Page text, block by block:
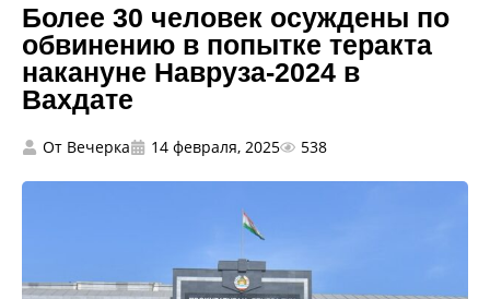
Более 30 человек осуждены по
обвинению в попытке теракта
накануне Навруза-2024 в
Вахдате
От Вечерка 14 февраля, 2025 538